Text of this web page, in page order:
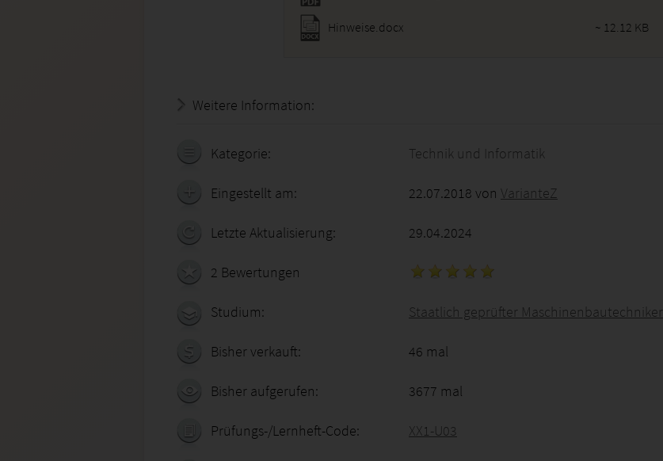
Hinweise.docx ~ 12.12 KB
Weitere Information:
Kategorie: Technik und Informatik
Eingestellt am: 22.07.2018 von VarianteZ
Letzte Aktualisierung: 29.04.2024
2 Bewertungen
Studium: Staatlich geprüfter Maschinenbautechniker
Bisher verkauft: 46 mal
Bisher aufgerufen: 3677 mal
Prüfungs-/Lernheft-Code: XX1-U03